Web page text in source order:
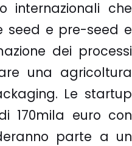
che
seed e pre-seed e
dei processi
una agricoltura
Le startup
170mila euro con
parte a un